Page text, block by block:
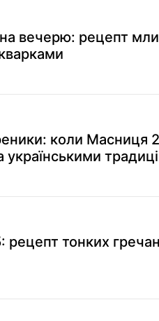
вечерю: рецепт
коли Масниця
українськими
рецепт тонких